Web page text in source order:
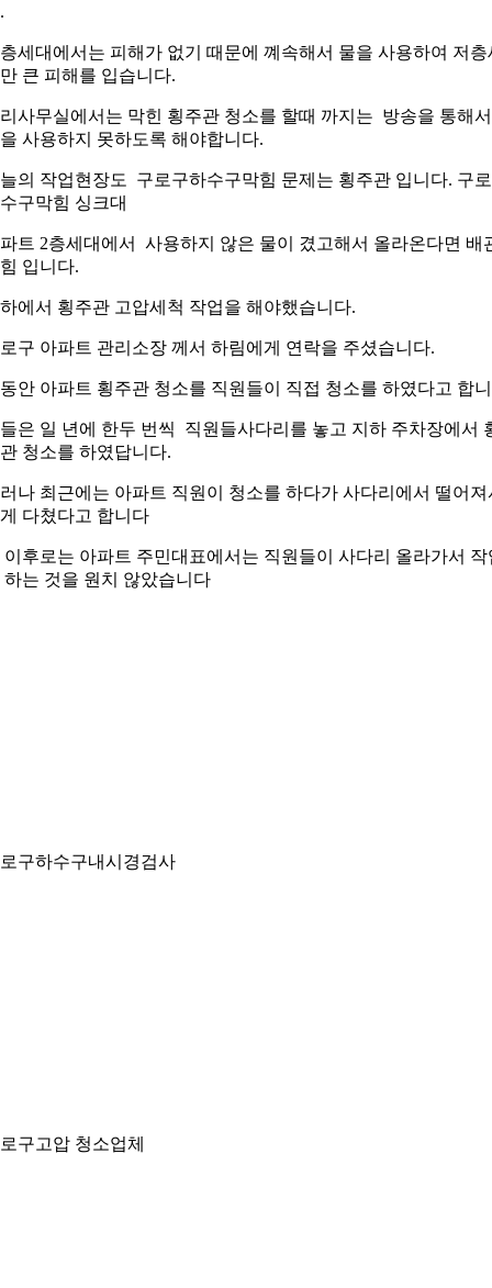
세대에서는 피해가 없기 때문에 꼐속해서 물을 사용하여 저층
큰 피해를 입습니다.
사무실에서는 막힌 횡주관 청소를 할때 까지는 방송을 통해서
사용하지 못하도록 해야합니다.
의 작업현장도 구로구하수구막힘 문제는 횡주관 입니다. 구
구막힘 싱크대
트 2층세대에서 사용하지 않은 물이 겼고해서 올라온다면 배
입니다.
에서 횡주관 고압세척 작업을 해야했습니다.
구 아파트 관리소장 께서 하림에게 연락을 주셨습니다.
안 아파트 횡주관 청소를 직원들이 직접 청소를 하였다고 합
은 일 년에 한두 번씩 직원들사다리를 놓고 지하 주차장에서
청소를 하였답니다.
나 최근에는 아파트 직원이 청소를 하다가 사다리에서 떨어져
다쳤다고 합니다
이후로는 아파트 주민대표에서는 직원들이 사다리 올라가서 작
하는 것을 원치 않았습니다
구하수구내시경검사
구고압 청소업체